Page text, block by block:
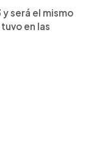
será el mismo
en las